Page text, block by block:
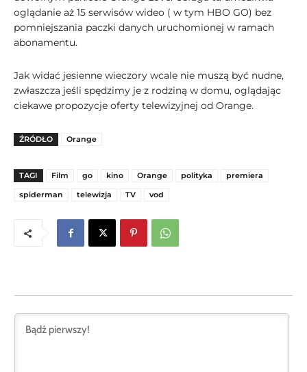
oglądanie aż 15 serwisów wideo ( w tym HBO GO) bez
pomniejszania paczki danych uruchomionej w ramach
abonamentu.
Jak widać jesienne wieczory wcale nie muszą być nudne,
zwłaszcza jeśli spędzimy je z rodziną w domu, oglądając
ciekawe propozycje oferty telewizyjnej od Orange.
ŹRÓDŁO Orange
TAGI Film go kino Orange polityka
premiera
spiderman
telewizja TV vod